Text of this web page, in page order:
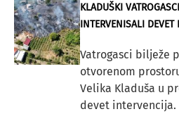
KLADUŠKI
INTERVENISALI DEVET
Vatrogasci bilježe
otvorenom
Velika Kladuša u
devet intervencija.